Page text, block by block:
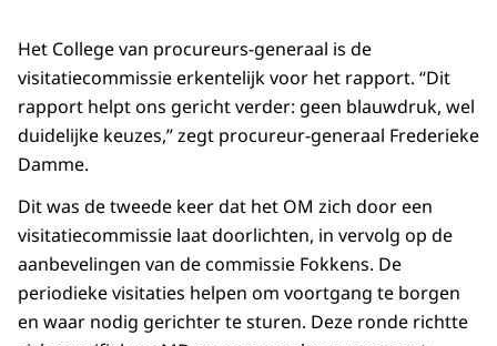
Het College van procureurs-generaal is de
visitatiecommissie erkentelijk voor het rapport. “Dit
rapport helpt ons gericht verder: geen blauwdruk, wel
duidelijke keuzes,” zegt procureur-generaal Frederieke
Damme.
Dit was de tweede keer dat het OM zich door een
visitatiecommissie laat doorlichten, in vervolg op de
aanbevelingen van de commissie Fokkens. De
periodieke visitaties helpen om voortgang te borgen
en waar nodig gerichter te sturen. Deze ronde richtte